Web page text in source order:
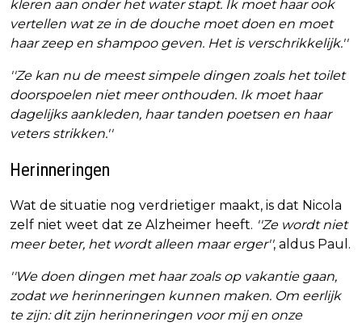
kleren aan onder het water stapt. Ik moet haar ook
vertellen wat ze in de douche moet doen en moet
haar zeep en shampoo geven. Het is verschrikkelijk.''
''Ze kan nu de meest simpele dingen zoals het toilet
doorspoelen niet meer onthouden. Ik moet haar
dagelijks aankleden, haar tanden poetsen en haar
veters strikken.''
Herinneringen
Wat de situatie nog verdrietiger maakt, is dat Nicola
zelf niet weet dat ze Alzheimer heeft. ''Ze wordt niet
meer beter, het wordt alleen maar erger'', aldus Paul.
''We doen dingen met haar zoals op vakantie gaan,
zodat we herinneringen kunnen maken. Om eerlijk
te zijn: dit zijn herinneringen voor mij en onze